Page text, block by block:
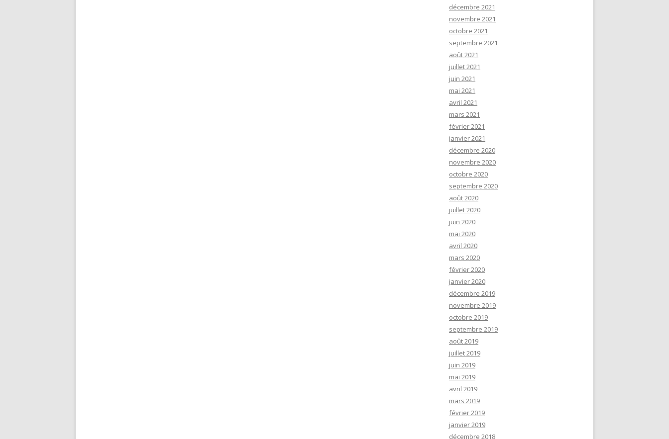
décembre 2021
novembre 2021
octobre 2021
septembre 2021
août 2021
juillet 2021
juin 2021
mai 2021
avril 2021
mars 2021
février 2021
janvier 2021
décembre 2020
novembre 2020
octobre 2020
septembre 2020
août 2020
juillet 2020
juin 2020
mai 2020
avril 2020
mars 2020
février 2020
janvier 2020
décembre 2019
novembre 2019
octobre 2019
septembre 2019
août 2019
juillet 2019
juin 2019
mai 2019
avril 2019
mars 2019
février 2019
janvier 2019
décembre 2018